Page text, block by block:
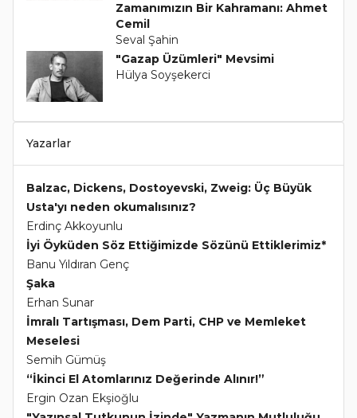
Zamanımızın Bir Kahramanı: Ahmet
Cemil
Seval Şahin
"Gazap Üzümleri" Mevsimi
Hülya Soyşekerci
Yazarlar
Balzac, Dickens, Dostoyevski, Zweig: Üç Büyük
Usta'yı neden okumalısınız?
Erdinç Akkoyunlu
İyi Öyküden Söz Ettiğimizde Sözünü Ettiklerimiz*
Banu Yıldıran Genç
Şaka
Erhan Sunar
İmralı Tartışması, Dem Parti, CHP ve Memleket
Meselesi
Semih Gümüş
“İkinci El Atomlarınız Değerinde Alınır!”
Ergin Ozan Ekşioğlu